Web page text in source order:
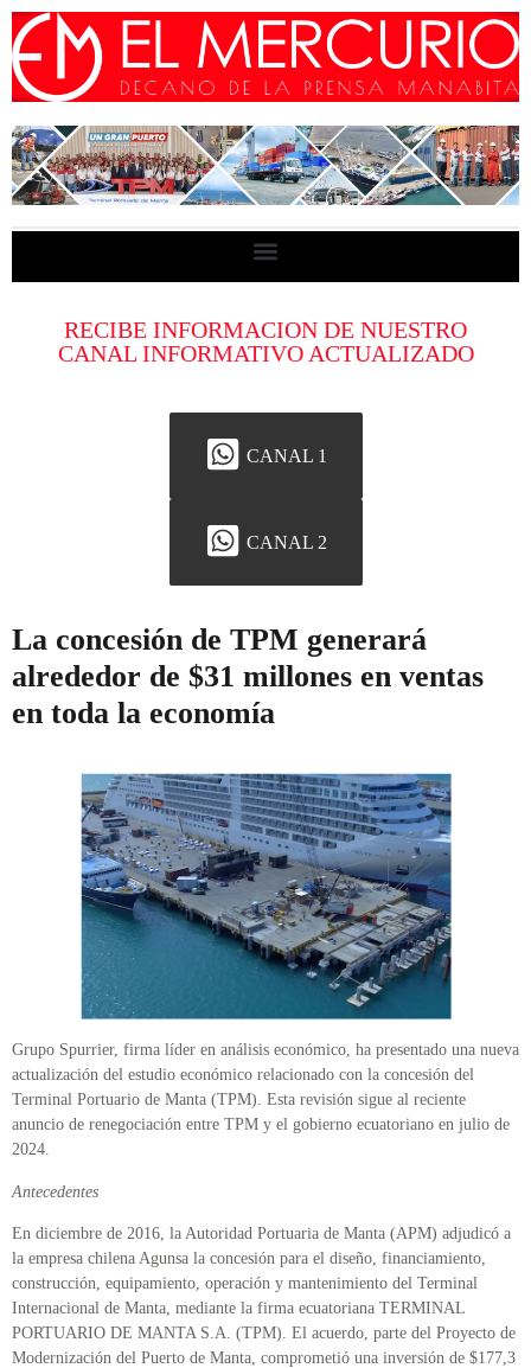
RECIBE INFORMACION DE NUESTRO
CANAL INFORMATIVO ACTUALIZADO
CANAL 1
CANAL 2
La concesión de TPM generará
alrededor de $31 millones en ventas
en toda la economía
Grupo Spurrier, firma líder en análisis económico, ha presentado una nueva
actualización del estudio económico relacionado con la concesión del
Terminal Portuario de Manta (TPM). Esta revisión sigue al reciente
anuncio de renegociación entre TPM y el gobierno ecuatoriano en julio de
2024.
Antecedentes
En diciembre de 2016, la Autoridad Portuaria de Manta (APM) adjudicó a
la empresa chilena Agunsa la concesión para el diseño, financiamiento,
construcción, equipamiento, operación y mantenimiento del Terminal
Internacional de Manta, mediante la firma ecuatoriana TERMINAL
PORTUARIO DE MANTA S.A. (TPM). El acuerdo, parte del Proyecto de
Modernización del Puerto de Manta, comprometió una inversión de $177,3